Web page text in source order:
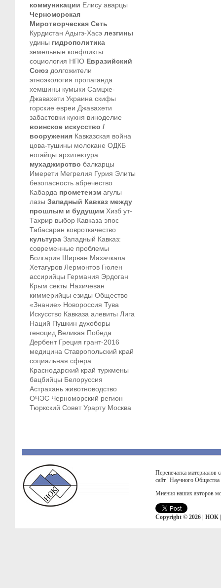
коммуникации Елису аварцы
Черноморская
Миротворческая Сеть
Курдистан Адыгэ-Хасэ лезгины
удины гидрополитика
земельные конфликты
социология НПО Евразийский
Союз долгожители
этноэкология пропаганда
хемшины кумыки Самцхе-
Джавахети Украина скифы
горские евреи Джавахети
забастовки кухня виноделие
воинское искусство /
вооружения Кавказская война
цова-тушины молокане ОДКБ
ногайцы архитектура
мухаджирство балкарцы
Имерети Мегрелия Гурия Элиты
безопасность абречество
Кабарда прометеизм агулы
лазы Западный Кавказ между
прошлым и будущим Хизб ут-
Тахрир выбор Кавказа эпос
Табасаран ковроткачество
культура Западный Кавказ:
современные проблемы
Болгария Ширван Махачкала
Хетагуров Лермонтов Гюлен
ассирийцы Германия Эрдоган
Крым секты Нахичеван
киммерийцы езиды Общество
«Знание» Новороссия Тува
Искусство Кавказа алевиты Лига
Наций Пушкин духоборы
геноцид Великая Победа
Дербент Греция грант-2016
медицина Ставропольский край
социальная сфера
Краснодарский край туркмены
бацбийцы Белоруссия
Астрахань животноводство
ОЧЭС Черноморский регион
Тюркский Совет Урарту Москва
Перепечатка материалов
сайт "Научного
Мнения наших авторов
Copyright © 2026 | НОК